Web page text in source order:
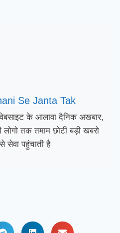
Se Janta Tak
के आलावा दैनिक अखबार,
तक तमाम छोटी बड़ी खबरो
सेवा पहुंचाती है